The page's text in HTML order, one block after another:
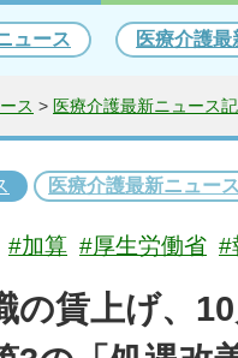
ュース 医療介護
ス > 医療介護最新ニュース
医療介護最新ニュース
#加算 #厚生労働省 #
の賃上げ、